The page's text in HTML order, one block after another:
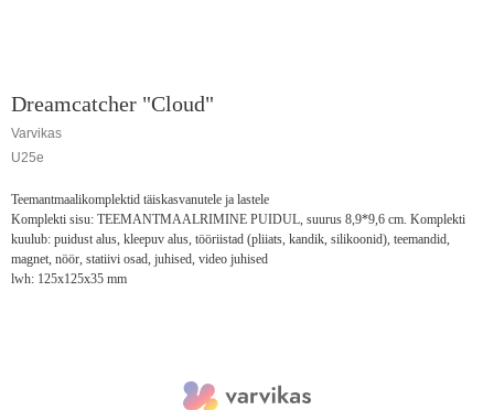
Dreamcatcher "Cloud"
Varvikas
U25e
Teemantmaalikomplektid täiskasvanutele ja lastele
Komplekti sisu: TEEMANTMAALRIMINE PUIDUL, suurus 8,9*9,6 cm. Komplekti
kuulub: puidust alus, kleepuv alus, tööriistad (pliiats, kandik, silikoonid), teemandid,
magnet, nöör, statiivi osad, juhised, video juhised
lwh: 125x125x35 mm